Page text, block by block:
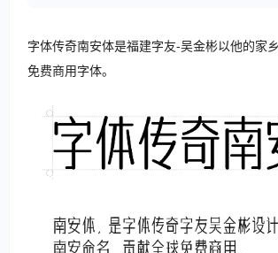
字体传奇南安体是福建字友-吴金彬以他的家
免费商用字体。